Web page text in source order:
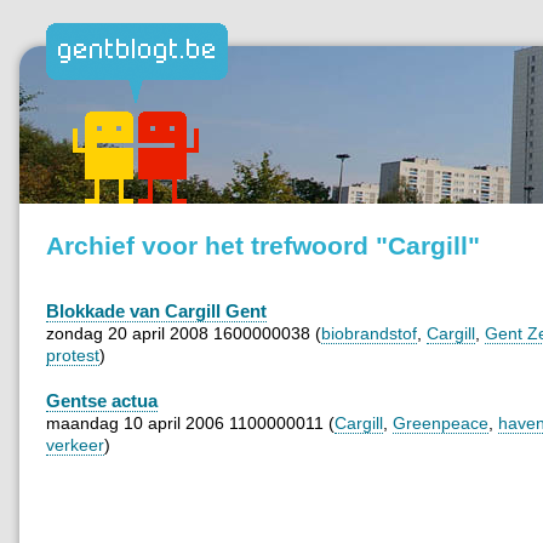
Archief voor het trefwoord "Cargill"
Blokkade van Cargill Gent
zondag 20 april 2008 1600000038 (biobrandstof Cargill Gent
protest)
Gentse actua
maandag 10 april 2006 1100000011 (Cargill Greenpeace
verkeer)